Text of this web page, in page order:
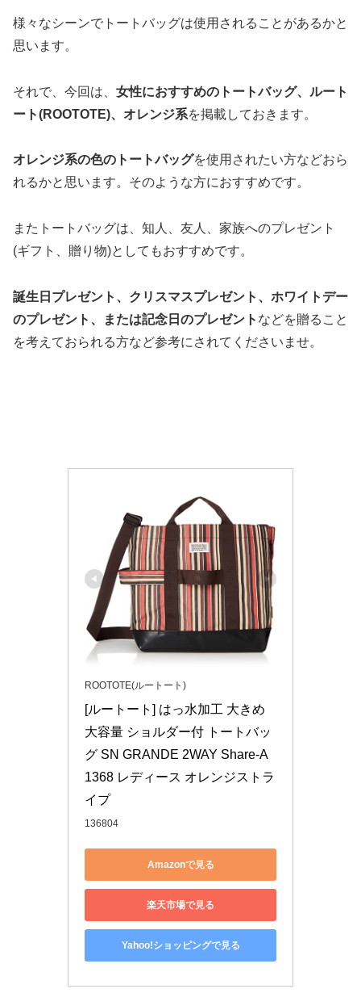
様々なシーンでトートバッグは使用されることがあるかと
思います。
それで、今回は、 女性におすすめのトートバッグ、ルート
ート(ROOTOTE)、オレンジ系を掲載しておきます。
オレンジ系の色のトートバッグを使用されたい方などおら
れるかと思います。そのような方におすすめです。
またトートバッグは、知人、友人、家族へのプレゼント
(ギフト、贈り物)としてもおすすめです。
誕生日プレゼント、クリスマスプレゼント、ホワイトデー
のプレゼント、または記念日のプレゼント などを贈ること
を考えておられる方など参考にされてくださいませ。
ROOTOTE(ルートート)
[ルートート] はっ水加工 大きめ
大容量 ショルダー付 トートバッ
グ SN GRANDE 2WAY Share-A
1368 レディース オレンジストラ
イプ
136804
Amazonで見る
楽天市場で見る
Yahoo!ショッピングで見る